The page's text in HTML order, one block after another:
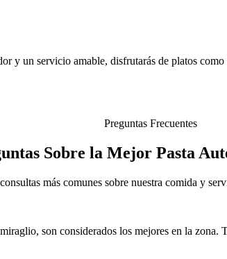
y un servicio amable, disfrutarás de platos
Preguntas Frecuentes
Sobre la Mejor Pasta
más comunes sobre nuestra comida y
son considerados los mejores en la zona.